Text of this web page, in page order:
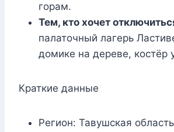
горам.
Тем, кто хочет
палаточный лагерь
домике на дереве, костёр
Краткие данные
Регион: Тавушская